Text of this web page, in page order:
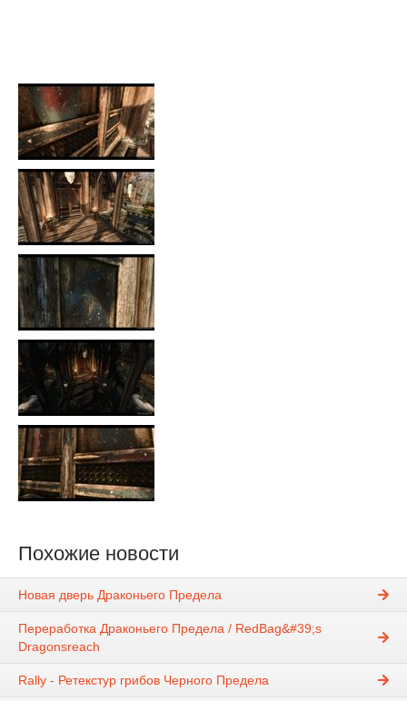
Похожие новости
Новая дверь Драконьего Предела
Переработка Драконьего Предела / RedBag&#39;s
Dragonsreach
Rally - Ретекстур грибов Черного Предела